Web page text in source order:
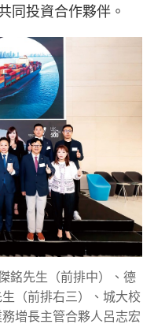
同投資合作夥伴。
銘先生（前排中）、德
（前排右三）、城大校
增長主管合夥人呂志宏